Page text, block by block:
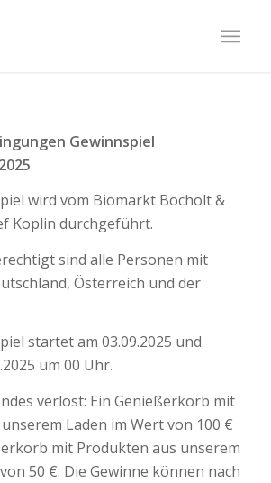
Gewinnspiel
wird vom Biomarkt Bocholt &
Koplin durchgeführt.
sind alle Personen mit
Österreich und der
startet am 03.09.2025 und
um 00 Uhr.
verlost: Ein Genießerkorb mit
Laden im Wert von 100 €
mit Produkten aus unserem
50 €. Die Gewinne können nach